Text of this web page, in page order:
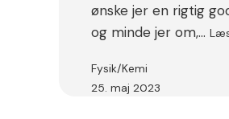
ønske jer en rigtig
og minde jer om,…
Fysik/Kemi
25. maj 2023